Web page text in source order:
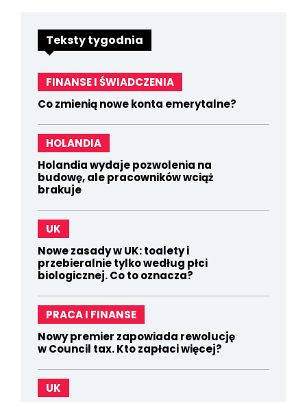
Teksty tygodnia
FINANSE I ŚWIADCZENIA
Co zmienią nowe konta emerytalne?
HOLANDIA
Holandia wydaje pozwolenia na
budowę, ale pracowników wciąż
brakuje
UK
Nowe zasady w UK: toalety i
przebieralnie tylko według płci
biologicznej. Co to oznacza?
PRACA I FINANSE
Nowy premier zapowiada rewolucję
w Council tax. Kto zapłaci więcej?
UK